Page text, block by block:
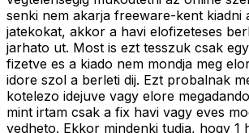
senki nem akarja freeware-kent kiadni
jatekokat, akkor a havi elofizeteses
jarhato ut. Most is ezt tesszuk csak
fizetve es a kiado nem mondja meg
idore szol a berleti dij. Ezt probalnak
kotelezo idejuve vagy elore
mint irtam csak a fix havi vagy eves
vedheto. Ekkor mindenki tudja, hogy 1